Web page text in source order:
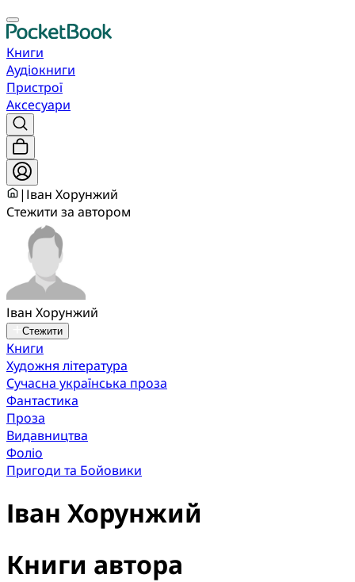
Книги
Аудіокниги
Пристрої
Аксесуари
| Іван Хорунжий
Стежити за автором
Іван Хорунжий
Стежити
Книги
Художня література
Сучасна українська проза
Фантастика
Проза
Видавництва
Фоліо
Пригоди та Бойовики
Іван Хорунжий
Книги автора